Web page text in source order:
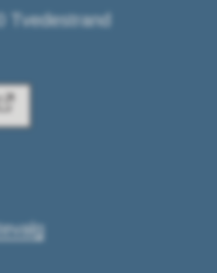
Tvedestrand